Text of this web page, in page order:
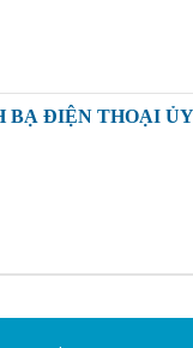
BẠ ĐIỆN THOẠI